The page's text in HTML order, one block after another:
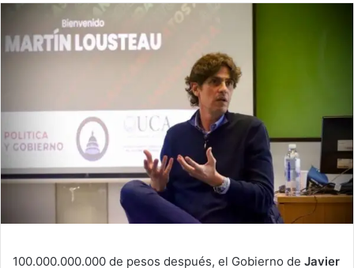
100.000.000.000 de pesos después, el Gobierno de Javier